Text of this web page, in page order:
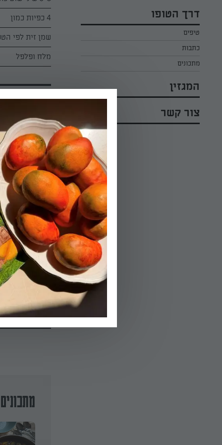
סלטים לפסח
עוגיות לפסח
קארין בנולול
מירי כהן
רובי מיכאל
דרך הטופו
טיפים
כתבות
מתכונים
המגזין
צור קשר
4 כפיות כמון
שמן זית לפי
מלח ופלפל
הוראות הכנה:
01.
חותכיםאת
מוסיפים את
02.
מוציאים
03.
עוד כ-50 דקות.
הפעלת טיימר